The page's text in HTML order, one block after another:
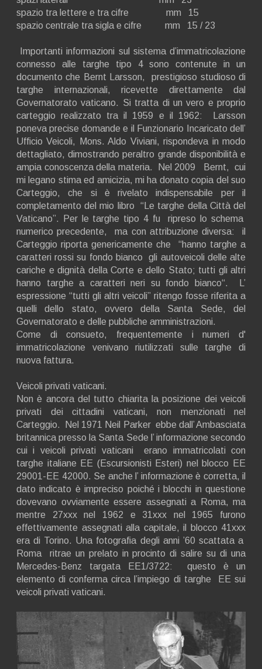
spazio tra lettere e tra cifre mm 15
spazio centrale tra sigla e cifre mm 15 / 23
Importanti informazioni sul sistema d’immatricolazione
connesso alle targhe tipo 4 sono contenute in un
documento che Bernt Larsson, prestigioso studioso di
targhe internazionali, ricevette direttamente dal
Governatorato vaticano. Si tratta di un vero e proprio
carteggio realizzato tra il 1959 e il 1962: Larsson
poneva precise domande e il Funzionario Incaricato dell’
Ufficio Veicoli, Mons. Aldo Viviani, rispondeva in modo
dettagliato, dimostrando peraltro grande disponibilità e
ampia conoscenza della materia. Nel 2009 Bernt, cui
mi legano stima ed amicizia, mi ha donato copia del suo
Carteggio, che si è rivelato indispensabile per il
completamento del mio libro “Le targhe della Città del
Vaticano”. Per le targhe tipo 4 fu ripreso lo schema
numerico precedente, ma con attribuzione diversa: il
Carteggio riporta genericamente che “hanno targhe a
caratteri rossi su fondo bianco gli autoveicoli delle alte
cariche e dignità della Corte e dello Stato; tutti gli altri
hanno targhe a caratteri neri su fondo bianco“. L’
espressione “tutti gli altri veicoli” ritengo fosse riferita a
quelli dello stato, ovvero della Santa Sede, del
Governatorato e delle pubbliche amministrazioni.
Come di consueto, frequentemente i numeri d'
immatricolazione venivano riutilizzati sulle targhe di
nuova fattura.
Veicoli privati vaticani.
Non è ancora del tutto chiarita la posizione dei veicoli
privati dei cittadini vaticani, non menzionati nel
Carteggio. Nel 1971 Neil Parker ebbe dall’ Ambasciata
britannica presso la Santa Sede l’ informazione secondo
cui i veicoli privati vaticani erano immatricolati con
targhe italiane EE (Escursionisti Esteri) nel blocco EE
29001-EE 42000. Se anche l’ informazione è corretta, il
dato indicato è impreciso poiché i blocchi in questione
dovevano ovviamente essere assegnati a Roma, ma
mentre 27xxx nel 1962 e 31xxx nel 1965 furono
effettivamente assegnati alla capitale, il blocco 41xxx
era di Torino. Una fotografia degli anni ’60 scattata a
Roma ritrae un prelato in procinto di salire su di una
Mercedes-Benz targata EE1/3722: questo è un
elemento di conferma circa l’impiego di targhe EE sui
veicoli privati vaticani.